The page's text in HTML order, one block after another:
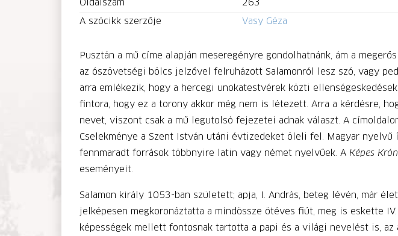
Oldalszám 263
A szócikk szerzője Vasy Géza
Pusztán a mű címe alapján meseregényre gondolhatnánk, ám a
az ószövetségi bölcs jelzővel felruházott Salamonról lesz szó, vagy
arra emlékezik, hogy a hercegi unokatestvérek közti
fintora, hogy ez a torony akkor még nem is létezett. Arra a kérdésre,
nevet, viszont csak a mű legutolsó fejezetei adnak választ. A
Cselekménye a Szent István utáni évtizedeket öleli fel. Magyar
fennmaradt források többnyire latin vagy német nyelvűek. A Képes
eseményeit.
Salamon király 1053-ban született; apja, I. András, beteg lévén, már
jelképesen megkoronáztatta a mindössze ötéves fiút, meg is eskette
képességek mellett fontosnak tartotta a papi és a világi nevelést is,